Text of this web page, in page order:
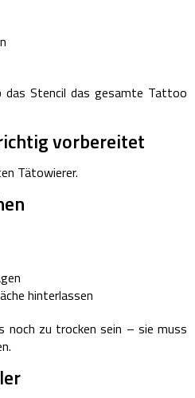
das Stencil das gesamte Tattoo
vorbereitet
Tätowierer.
hinterlassen
noch zu trocken sein – sie muss